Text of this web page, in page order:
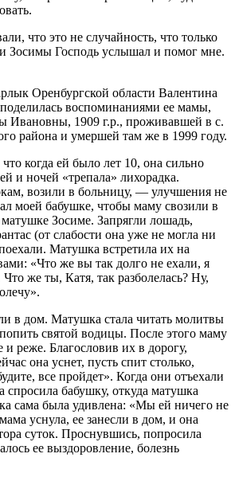
что это не случайность, что только
Зосимы Господь услышал и помог мне.
Оренбургской области Валентина
воспоминаниями ее мамы,
Ивановны, 1909 г.р., проживавшей в с.
района и умершей там же в 1999 году.
когда ей было лет 10, она сильно
и ночей «трепала» лихорадка.
возили в больницу, — улучшения не
моей бабушке, чтобы маму свозили в
Зосиме. Запрягли лошадь,
(от слабости она уже не могла ни
Матушка встретила их на
«Что же вы так долго не ехали, я
же ты, Катя, так разболелась? Ну,
в дом. Матушка стала читать молитвы
святой водицы. После этого маму
и реже. Благословив их в дорогу,
она уснет, пусть спит столько,
все пройдет». Когда они отъехали
бабушку, откуда матушка
сама была удивлена: «Мы ей ничего не
уснула, ее занесли в дом, и она
суток. Проснувшись, попросила
ее выздоровление, болезнь